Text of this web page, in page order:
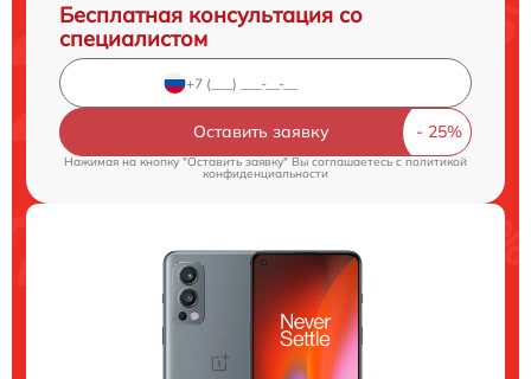
Бесплатная консультация со
специалистом
Оставить заявку
Нажимая на кнопку "Оставить заявку" Вы соглашаетесь c политикой
конфиденциальности